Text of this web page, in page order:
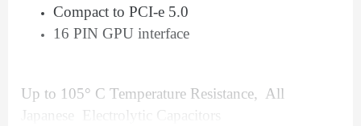
Compact to PCI-e 5.0
16 PIN GPU interface
Up to 105° C Temperature Resistance, All
Japanese Electrolytic Capacitors